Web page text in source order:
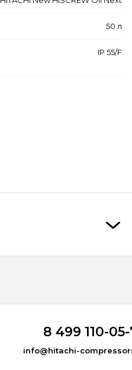
50 л
IP 55/F
8 499 110-
info@hitachi-